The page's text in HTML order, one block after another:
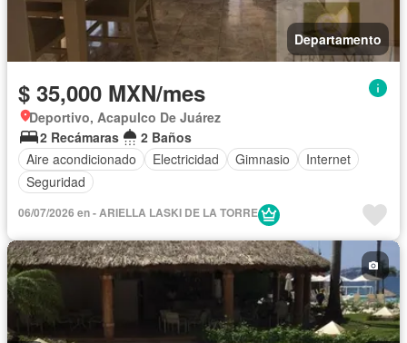
Departamento
$ 35,000 MXN/mes
Deportivo, Acapulco De Juárez
2 Recámaras
2 Baños
Aire acondicionado
Electricidad Gimnasio
Internet
Seguridad
06/07/2026 en - ARIELLA LASKI DE LA TORRE